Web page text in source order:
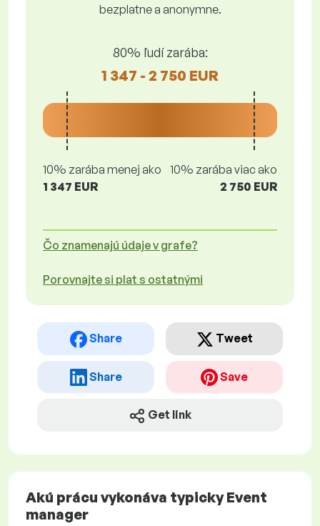
bezplatne a anonymne.
80% ľudí zarába:
1 347 - 2 750 EUR
10% zarába menej ako
1 347 EUR
10% zarába viac ako
2 750 EUR
Čo znamenajú údaje v grafe?
Porovnajte si plat s ostatnými
Share Tweet
Share Save
Get link
Akú prácu vykonáva typicky Event
manager